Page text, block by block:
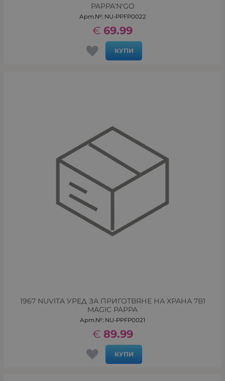
PAPPA'N'GO
Арт.№: NU-PPFP0022
69.99
€
КУПИ
1967 NUVITA УРЕД ЗА ПРИГОТВЯНЕ НА ХРАНА 7В1
MAGIC PAPPA
Арт.№: NU-PPFP0021
89.99
€
КУПИ